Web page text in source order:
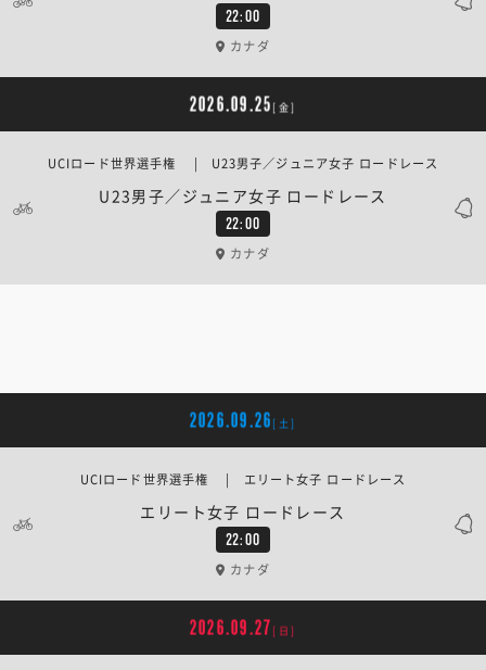
22:00
カナダ
2026.09.25 [金]
22:00
U23男子／ジュニア女子 ロードレース
UCIロード世界選手権 | U23男子／ジュニア女子 ロードレース
カナダ
2026.09.26 [土]
22:00
エリート女子 ロードレース
UCIロード世界選手権 | エリート女子 ロードレース
カナダ
2026.09.27 [日]